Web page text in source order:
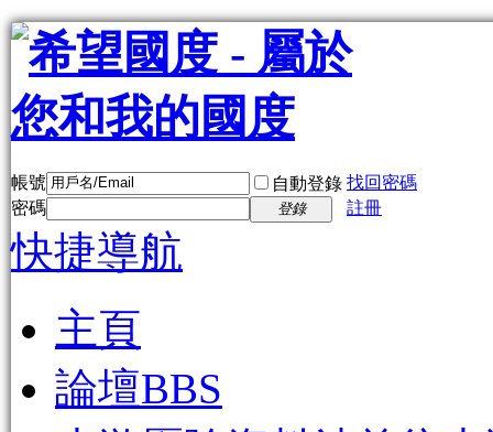
帳號 自動登錄 找回密碼
密碼
登錄 註冊
快捷導航
主頁
論壇BBS